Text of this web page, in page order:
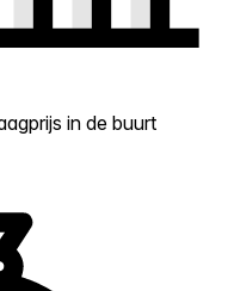
in de buurt